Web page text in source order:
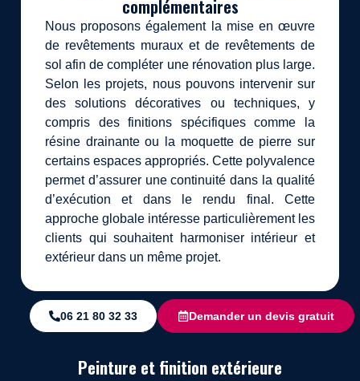
complémentaires
Nous proposons également la mise en œuvre
de revêtements muraux et de revêtements de
sol afin de compléter une rénovation plus large.
Selon les projets, nous pouvons intervenir sur
des solutions décoratives ou techniques, y
compris des finitions spécifiques comme la
résine drainante ou la moquette de pierre sur
certains espaces appropriés. Cette polyvalence
permet d’assurer une continuité dans la qualité
d’exécution et dans le rendu final. Cette
approche globale intéresse particulièrement les
clients qui souhaitent harmoniser intérieur et
extérieur dans un même projet.
06 21 80 32 33 Demander un devis gratuit
Peinture et finition extérieure